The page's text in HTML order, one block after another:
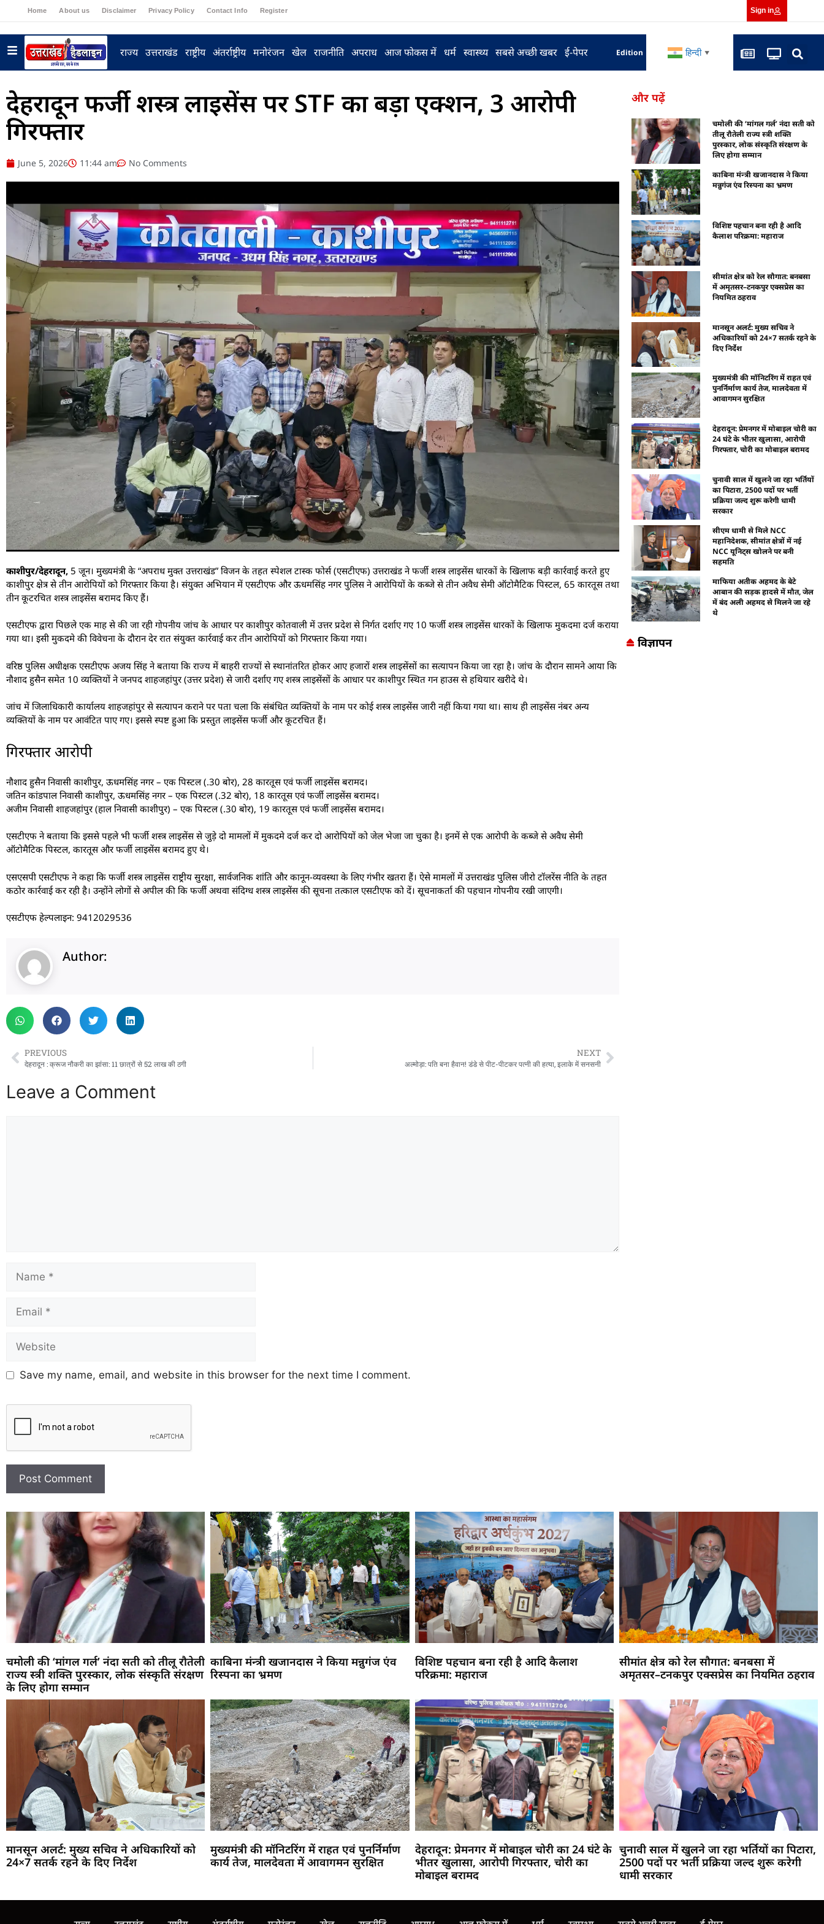
Home About us Disclaimer Privacy Policy Contact Info Register Sign in
राज्य उत्तराखंड राष्ट्रीय अंतर्राष्ट्रीय मनोरंजन खेल राजनीति अपराध आज फोकस में धर्म स्वास्थ्य सबसे अच्छी खबर ई-पेपर Edition हिन्दी ▼
देहरादून फर्जी शस्त्र लाइसेंस पर STF का बड़ा एक्शन, 3 आरोपी
गिरफ्तार
June 5, 2026 11:44 am No Comments
काशीपुर/देहरादून, 5 जून। मुख्यमंत्री के “अपराध मुक्त उत्तराखंड” विजन के तहत स्पेशल टास्क फोर्स (एसटीएफ) उत्तराखंड ने फर्जी शस्त्र लाइसेंस धारकों के खिलाफ बड़ी कार्रवाई करते हुए
काशीपुर क्षेत्र से तीन आरोपियों को गिरफ्तार किया है। संयुक्त अभियान में एसटीएफ और ऊधमसिंह नगर पुलिस ने आरोपियों के कब्जे से तीन अवैध सेमी ऑटोमैटिक पिस्टल, 65 कारतूस तथा
तीन कूटरचित शस्त्र लाइसेंस बरामद किए हैं।
एसटीएफ द्वारा पिछले एक माह से की जा रही गोपनीय जांच के आधार पर काशीपुर कोतवाली में उत्तर प्रदेश से निर्गत दर्शाए गए 10 फर्जी शस्त्र लाइसेंस धारकों के खिलाफ मुकदमा दर्ज कराया
गया था। इसी मुकदमे की विवेचना के दौरान देर रात संयुक्त कार्रवाई कर तीन आरोपियों को गिरफ्तार किया गया।
वरिष्ठ पुलिस अधीक्षक एसटीएफ अजय सिंह ने बताया कि राज्य में बाहरी राज्यों से स्थानांतरित होकर आए हजारों शस्त्र लाइसेंसों का सत्यापन किया जा रहा है। जांच के दौरान सामने आया कि
नौशाद हुसैन समेत 10 व्यक्तियों ने जनपद शाहजहांपुर (उत्तर प्रदेश) से जारी दर्शाए गए शस्त्र लाइसेंसों के आधार पर काशीपुर स्थित गन हाउस से हथियार खरीदे थे।
जांच में जिलाधिकारी कार्यालय शाहजहांपुर से सत्यापन कराने पर पता चला कि संबंधित व्यक्तियों के नाम पर कोई शस्त्र लाइसेंस जारी नहीं किया गया था। साथ ही लाइसेंस नंबर अन्य
व्यक्तियों के नाम पर आवंटित पाए गए। इससे स्पष्ट हुआ कि प्रस्तुत लाइसेंस फर्जी और कूटरचित हैं।
गिरफ्तार आरोपी
नौशाद हुसैन निवासी काशीपुर, ऊधमसिंह नगर – एक पिस्टल (.30 बोर), 28 कारतूस एवं फर्जी लाइसेंस बरामद।
जतिन कांडपाल निवासी काशीपुर, ऊधमसिंह नगर – एक पिस्टल (.32 बोर), 18 कारतूस एवं फर्जी लाइसेंस बरामद।
अजीम निवासी शाहजहांपुर (हाल निवासी काशीपुर) – एक पिस्टल (.30 बोर), 19 कारतूस एवं फर्जी लाइसेंस बरामद।
एसटीएफ ने बताया कि इससे पहले भी फर्जी शस्त्र लाइसेंस से जुड़े दो मामलों में मुकदमे दर्ज कर दो आरोपियों को जेल भेजा जा चुका है। इनमें से एक आरोपी के कब्जे से अवैध सेमी
ऑटोमैटिक पिस्टल, कारतूस और फर्जी लाइसेंस बरामद हुए थे।
एसएसपी एसटीएफ ने कहा कि फर्जी शस्त्र लाइसेंस राष्ट्रीय सुरक्षा, सार्वजनिक शांति और कानून-व्यवस्था के लिए गंभीर खतरा हैं। ऐसे मामलों में उत्तराखंड पुलिस जीरो टॉलरेंस नीति के तहत
कठोर कार्रवाई कर रही है। उन्होंने लोगों से अपील की कि फर्जी अथवा संदिग्ध शस्त्र लाइसेंस की सूचना तत्काल एसटीएफ को दें। सूचनाकर्ता की पहचान गोपनीय रखी जाएगी।
एसटीएफ हेल्पलाइन: 9412029536
Author:
PREVIOUS
देहरादून : क्रूज नौकरी का झांसा: 11 छात्रों से 52 लाख की ठगी
NEXT
अल्मोड़ा: पति बना हैवान! डंडे से पीट-पीटकर पत्नी की हत्या, इलाके में सनसनी
Leave a Comment
Save my name, email, and website in this browser for the next time I comment.
और पढ़ें
चमोली की ‘मांगल गर्ल’ नंदा सती को
तीलू रौतेली राज्य स्त्री शक्ति
पुरस्कार, लोक संस्कृति संरक्षण के
लिए होगा सम्मान
काबिना मंन्त्री खजानदास ने किया
मन्नुगंज एंव रिस्पना का भ्रमण
विशिष्ट पहचान बना रही है आदि
कैलाश परिक्रमा: महाराज
सीमांत क्षेत्र को रेल सौगात: बनबसा
में अमृतसर–टनकपुर एक्सप्रेस का
नियमित ठहराव
मानसून अलर्ट: मुख्य सचिव ने
अधिकारियों को 24×7 सतर्क रहने के
दिए निर्देश
मुख्यमंत्री की मॉनिटरिंग में राहत एवं
पुनर्निर्माण कार्य तेज, मालदेवता में
आवागमन सुरक्षित
देहरादून: प्रेमनगर में मोबाइल चोरी का
24 घंटे के भीतर खुलासा, आरोपी
गिरफ्तार, चोरी का मोबाइल बरामद
चुनावी साल में खुलने जा रहा भर्तियों
का पिटारा, 2500 पदों पर भर्ती
प्रक्रिया जल्द शुरू करेगी धामी
सरकार
सीएम धामी से मिले NCC
महानिदेशक, सीमांत क्षेत्रों में नई
NCC यूनिट्स खोलने पर बनी
सहमति
माफिया अतीक अहमद के बेटे
आबान की सड़क हादसे में मौत, जेल
में बंद अली अहमद से मिलने जा रहे
थे
विज्ञापन
चमोली की ‘मांगल गर्ल’ नंदा सती को तीलू रौतेली
राज्य स्त्री शक्ति पुरस्कार, लोक संस्कृति संरक्षण
के लिए होगा सम्मान
काबिना मंन्त्री खजानदास ने किया मन्नुगंज एंव
रिस्पना का भ्रमण
विशिष्ट पहचान बना रही है आदि कैलाश
परिक्रमा: महाराज
सीमांत क्षेत्र को रेल सौगात: बनबसा में
अमृतसर–टनकपुर एक्सप्रेस का नियमित ठहराव
मानसून अलर्ट: मुख्य सचिव ने अधिकारियों को
24×7 सतर्क रहने के दिए निर्देश
मुख्यमंत्री की मॉनिटरिंग में राहत एवं पुनर्निर्माण
कार्य तेज, मालदेवता में आवागमन सुरक्षित
देहरादून: प्रेमनगर में मोबाइल चोरी का 24 घंटे के
भीतर खुलासा, आरोपी गिरफ्तार, चोरी का
मोबाइल बरामद
चुनावी साल में खुलने जा रहा भर्तियों का पिटारा,
2500 पदों पर भर्ती प्रक्रिया जल्द शुरू करेगी
धामी सरकार